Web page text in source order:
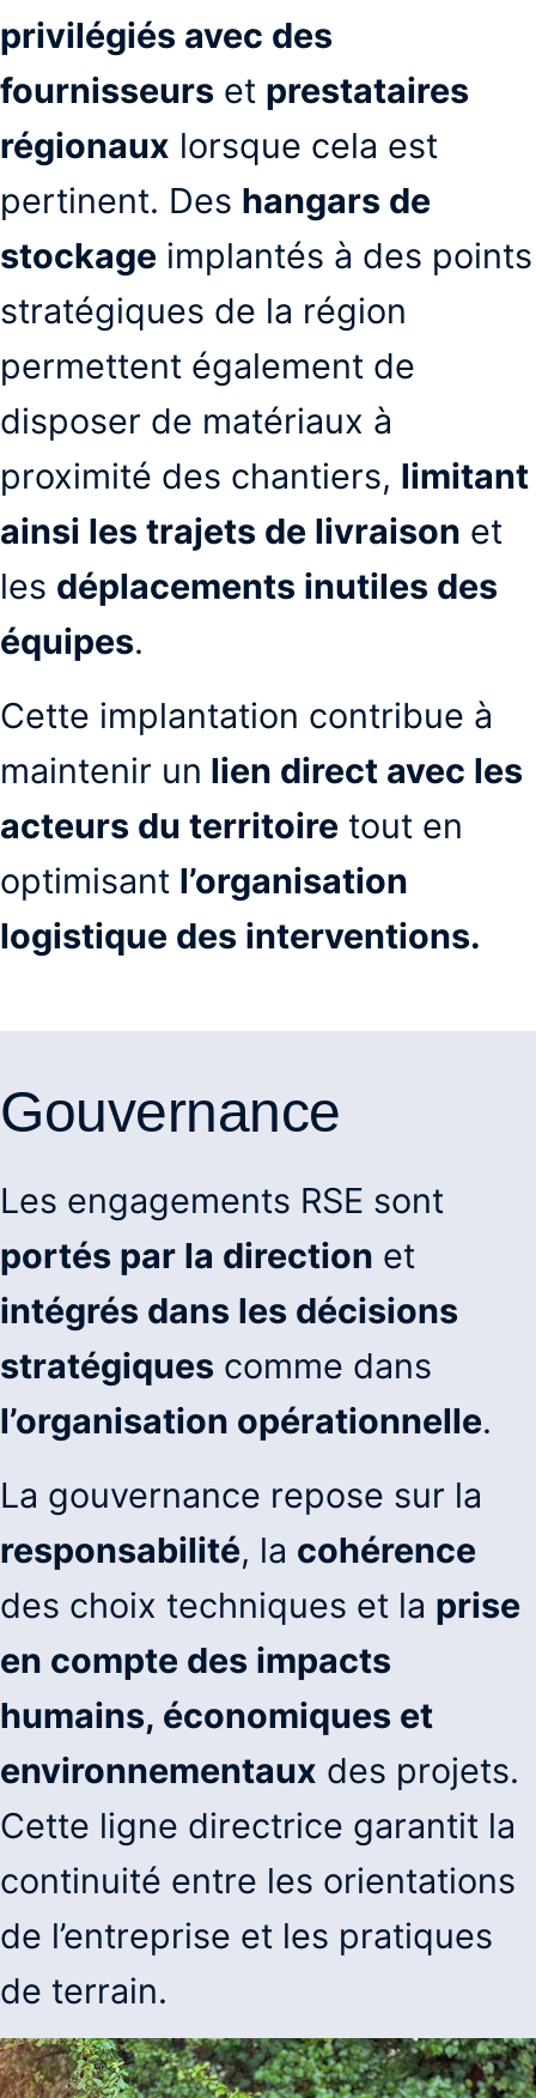
privilégiés avec des
fournisseurs et prestataires
régionaux lorsque cela est
pertinent. Des hangars de
stockage implantés à des points
stratégiques de la région
permettent également de
disposer de matériaux à
proximité des chantiers, limitant
ainsi les trajets de livraison et
les déplacements inutiles des
équipes.
Cette implantation contribue à
maintenir un lien direct avec les
acteurs du territoire tout en
optimisant l’organisation
logistique des interventions.
Gouvernance
Les engagements RSE sont
portés par la direction et
intégrés dans les décisions
stratégiques comme dans
l’organisation opérationnelle.
La gouvernance repose sur la
responsabilité, la cohérence
des choix techniques et la prise
en compte des impacts
humains, économiques et
environnementaux des projets.
Cette ligne directrice garantit la
continuité entre les orientations
de l’entreprise et les pratiques
de terrain.